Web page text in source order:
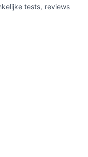
tests, reviews